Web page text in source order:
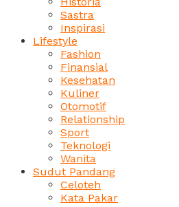
Sastra
Inspirasi
Lifestyle
Fashion
Finansial
Kesehatan
Kuliner
Otomotif
Relationship
Sport
Teknologi
Wanita
Sudut Pandang
Celoteh
Kata Pakar